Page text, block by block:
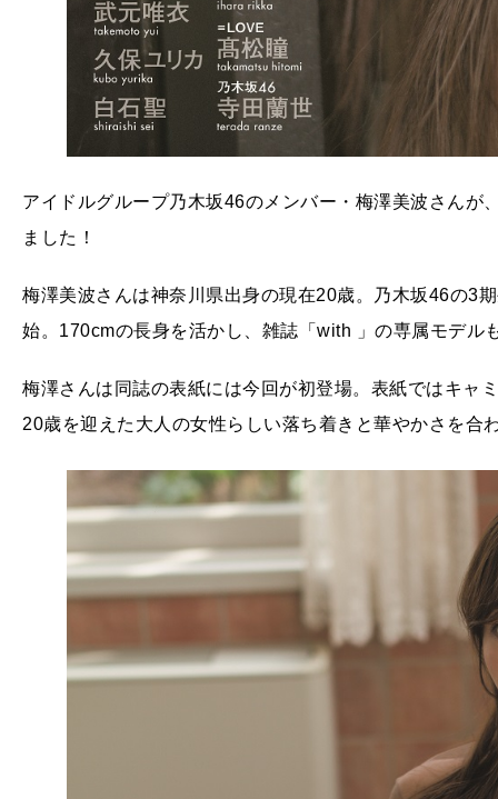
アイドルグループ乃木坂46のメンバー・梅澤美波さん
ました！
梅澤美波さんは神奈川県出身の現在20歳。乃木坂46の3
始。170cmの長身を活かし、雑誌「with 」の専属モデル
梅澤さんは同誌の表紙には今回が初登場。表紙ではキャ
20歳を迎えた大人の女性らしい落ち着きと華やかさを合